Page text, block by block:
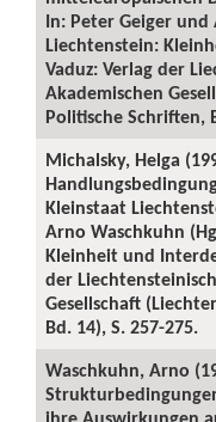
In: Peter Geiger
Liechtenstein:
Vaduz: Verlag der
Akademischen
Politische Schriften,
Michalsky, Helga
Kleinstaat
Arno Waschkuhn
Kleinheit und
der
Gesellschaft
Bd. 14), S. 257-275.
Waschkuhn, Arno